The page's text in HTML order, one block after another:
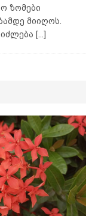
ზომები
მიიღოს.
[...]